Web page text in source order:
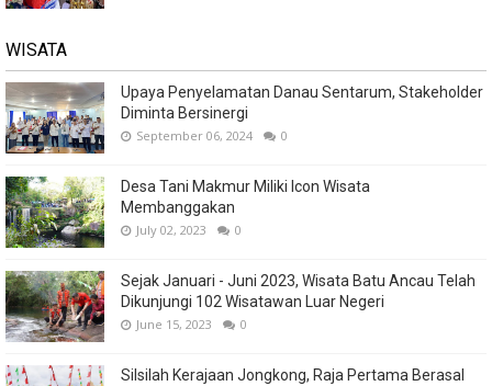
WISATA
Upaya Penyelamatan Danau Sentarum, Stakeholder
Diminta Bersinergi
September 06, 2024 0
Desa Tani Makmur Miliki Icon Wisata
Membanggakan
July 02, 2023 0
Sejak Januari - Juni 2023, Wisata Batu Ancau Telah
Dikunjungi 102 Wisatawan Luar Negeri
June 15, 2023 0
Silsilah Kerajaan Jongkong, Raja Pertama Berasal